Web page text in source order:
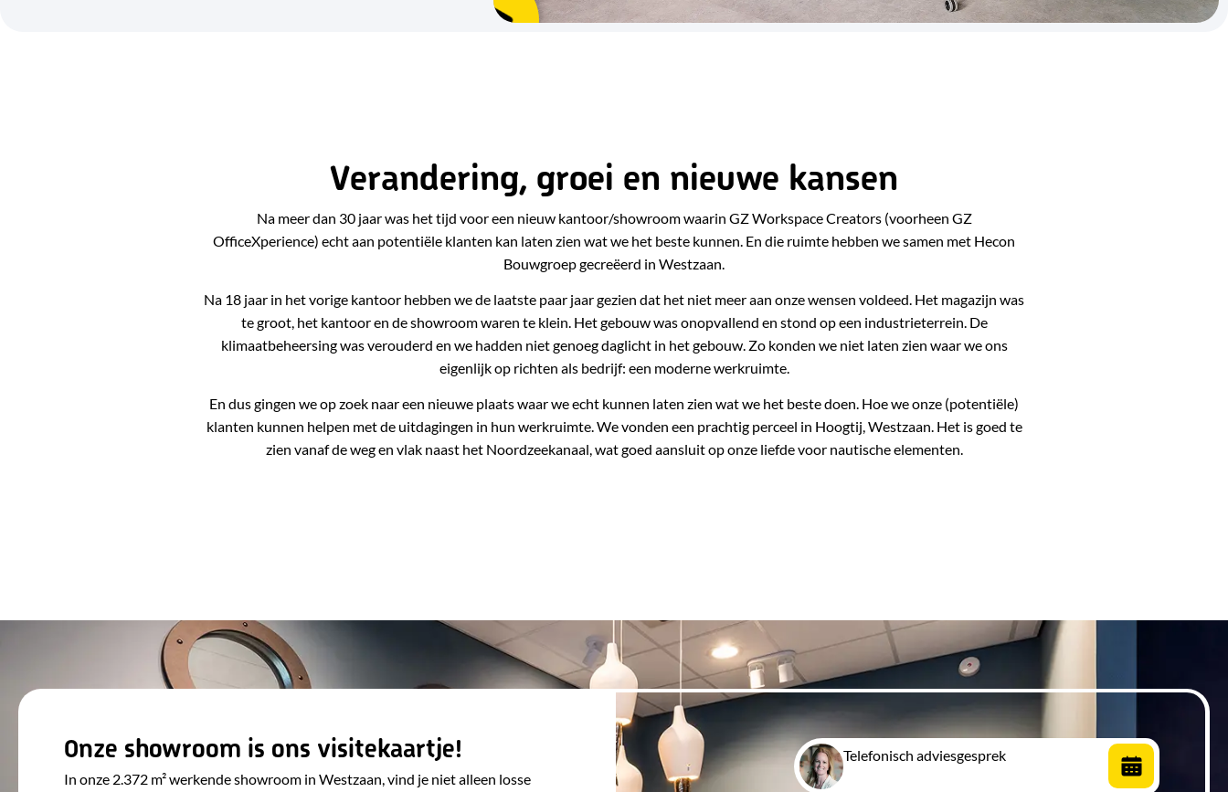
Verandering, groei en nieuwe kansen
Na meer dan 30 jaar was het tijd voor een nieuw kantoor/showroom waarin GZ Workspace Creators (voorheen GZ
OfficeXperience) echt aan potentiële klanten kan laten zien wat we het beste kunnen. En die ruimte hebben we samen met Hecon
Bouwgroep gecreëerd in Westzaan.
Na 18 jaar in het vorige kantoor hebben we de laatste paar jaar gezien dat het niet meer aan onze wensen voldeed. Het magazijn was
te groot, het kantoor en de showroom waren te klein. Het gebouw was onopvallend en stond op een industrieterrein. De
klimaatbeheersing was verouderd en we hadden niet genoeg daglicht in het gebouw. Zo konden we niet laten zien waar we ons
eigenlijk op richten als bedrijf: een moderne werkruimte.
En dus gingen we op zoek naar een nieuwe plaats waar we echt kunnen laten zien wat we het beste doen. Hoe we onze (potentiële)
klanten kunnen helpen met de uitdagingen in hun werkruimte. We vonden een prachtig perceel in Hoogtij, Westzaan. Het is goed te
zien vanaf de weg en vlak naast het Noordzeekanaal, wat goed aansluit op onze liefde voor nautische elementen.
Onze showroom is ons visitekaartje!
In onze 2.372 m² werkende showroom in Westzaan, vind je niet alleen losse
Telefonisch adviesgesprek